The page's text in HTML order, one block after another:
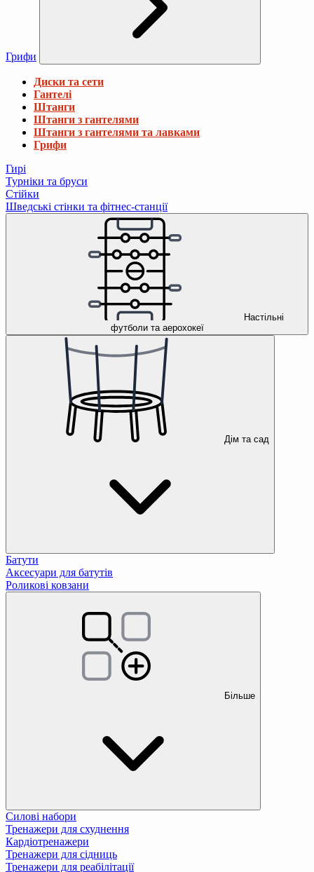
Грифи
Диски та сети
Гантелі
Штанги
Штанги з гантелями
Штанги з гантелями та лавками
Грифи
Гирі
Турніки та бруси
Стійки
Шведські стінки та фітнес-станції
Настільні
футболи та аерохокеї
Дім та сад
Батути
Аксесуари для батутів
Роликові ковзани
Більше
Силові набори
Тренажери для схуднення
Кардіотренажери
Тренажери для сідниць
Тренажери для реабілітації